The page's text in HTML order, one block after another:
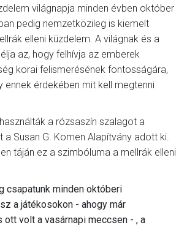
világnapja minden évben október
pedig nemzetközileg is kiemelt
elleni küzdelem. A világnak és a
az, hogy felhívja az emberek
korai felismerésének fontosságára,
ennek érdekében mit kell megtenni
a rózsaszín szalagot a
a Susan G. Komen Alapítvány adott ki.
táján ez a szimbóluma a mellrák elleni
csapatunk minden októberi
a játékosokon - ahogy már
volt a vasárnapi meccsen - , a